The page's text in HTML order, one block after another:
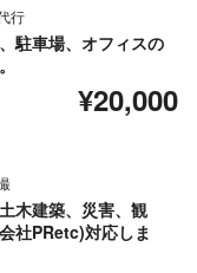
行
駐車場、オフィスの
¥20,000
木建築、災害、観
社PRetc)対応しま